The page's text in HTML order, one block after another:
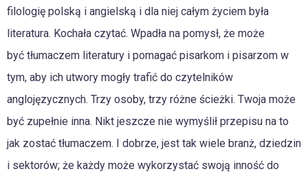
filologię polską i angielską i dla niej całym życiem była
literatura. Kochała czytać. Wpadła na pomysł, że może
być tłumaczem literatury i pomagać pisarkom i pisarzom w
tym, aby ich utwory mogły trafić do czytelników
anglojęzycznych. Trzy osoby, trzy różne ścieżki. Twoja może
być zupełnie inna. Nikt jeszcze nie wymyślił przepisu na to
jak zostać tłumaczem. I dobrze, jest tak wiele branż, dziedzin
i sektorów; że każdy może wykorzystać swoją inność do